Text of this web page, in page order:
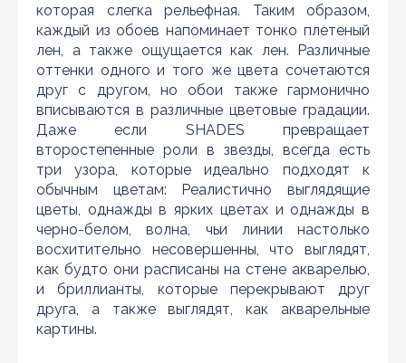
которая слегка рельефная. Таким образом,
каждый из обоев напоминает тонко плетеный
лен, а также ощущается как лен. Различные
оттенки одного и того же цвета сочетаются
друг с другом, но обои также гармонично
вписываются в различные цветовые градации.
Даже если SHADES превращает
второстепенные роли в звезды, всегда есть
три узора, которые идеально подходят к
обычным цветам: Реалистично выглядящие
цветы, однажды в ярких цветах и однажды в
черно-белом, волна, чьи линии настолько
восхитительно несовершенны, что выглядят,
как будто они расписаны на стене акварелью,
и бриллианты, которые перекрывают друг
друга, а также выглядят, как акварельные
картины.
Нашли дешевле?
Уважаемы клиенты нашего магазина! Если вы блуждая
по интернету нашли цену нужного Вам товара
дешевле чем у нас... дайте нам знать, и мы будем рады
предложить более выгодную для Вас цену (при
условии, что товар данной модели должен быть у
конкурента в наличии и цена на данный товар в
другом интернет-магазине актуальная и
действующая)